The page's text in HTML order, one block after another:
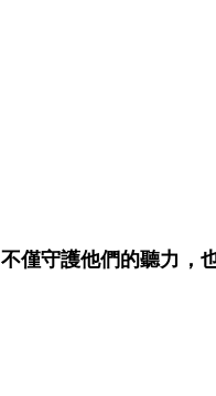
不僅守護他們的聽力，